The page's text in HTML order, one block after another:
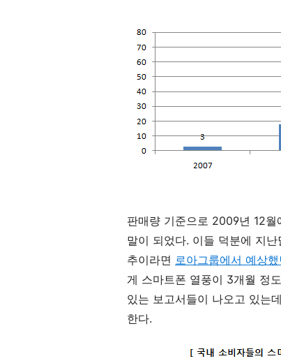
판매량 기준으로 2009년 12
말이 되었다. 이들 덕분에 지
추이라면 로아그룹에서 예상
게 스마트폰 열풍이 3개월 정
있는 보고서들이 나오고 있는
한다.